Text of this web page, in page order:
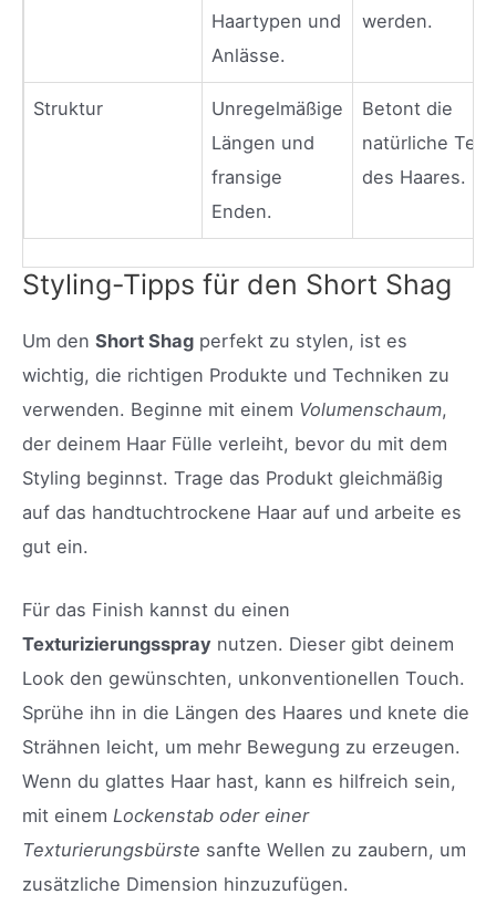
Haartypen und
Anlässe.
werden.
Struktur
Unregelmäßige
Längen und
fransige
Enden.
Betont die
natürliche
des Haares.
Styling-Tipps für den Short Shag
Um den Short Shag perfekt zu stylen, ist es
wichtig, die richtigen Produkte und Techniken zu
verwenden. Beginne mit einem Volumenschaum,
der deinem Haar Fülle verleiht, bevor du mit dem
Styling beginnst. Trage das Produkt gleichmäßig
auf das handtuchtrockene Haar auf und arbeite es
gut ein.
Für das Finish kannst du einen
Texturizierungsspray nutzen. Dieser gibt deinem
Look den gewünschten, unkonventionellen Touch.
Sprühe ihn in die Längen des Haares und knete die
Strähnen leicht, um mehr Bewegung zu erzeugen.
Wenn du glattes Haar hast, kann es hilfreich sein,
mit einem Lockenstab oder einer
Texturierungsbürste sanfte Wellen zu zaubern, um
zusätzliche Dimension hinzuzufügen.